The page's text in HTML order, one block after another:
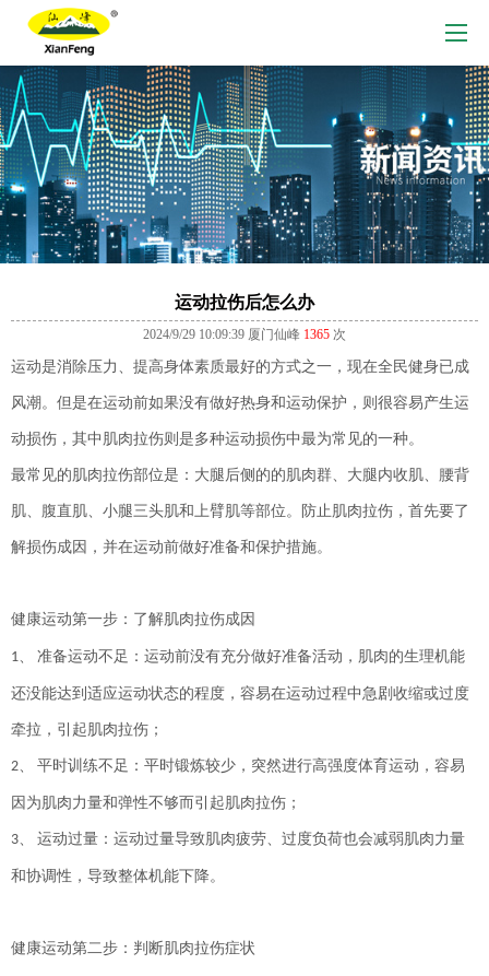
运动拉伤后怎么办
2024/9/29 10:09:39 厦门仙峰 1365 次
运动是消除压力、提高身体素质最好的方式之一，现在全民健身已成
风潮。但是在运动前如果没有做好热身和运动保护，则很容易产生运
动损伤，其中肌肉拉伤则是多种运动损伤中最为常见的一种。
最常见的肌肉拉伤部位是：大腿后侧的的肌肉群、大腿内收肌、腰背
肌、腹直肌、小腿三头肌和上臂肌等部位。防止肌肉拉伤，首先要了
解损伤成因，并在运动前做好准备和保护措施。
健康运动第一步：了解肌肉拉伤成因
1、 准备运动不足：运动前没有充分做好准备活动，肌肉的生理机能
还没能达到适应运动状态的程度，容易在运动过程中急剧收缩或过度
牵拉，引起肌肉拉伤；
2、 平时训练不足：平时锻炼较少，突然进行高强度体育运动，容易
因为肌肉力量和弹性不够而引起肌肉拉伤；
3、 运动过量：运动过量导致肌肉疲劳、过度负荷也会减弱肌肉力量
和协调性，导致整体机能下降。
健康运动第二步：判断肌肉拉伤症状